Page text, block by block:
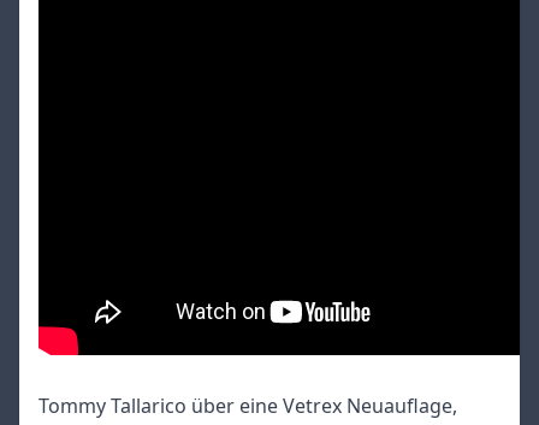
Tommy Tallarico über eine Vetrex Neuauflage,